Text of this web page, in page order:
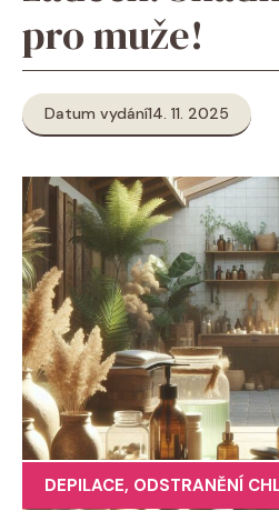
pro muže!
Datum vydání14. 11. 2025
DEPILACE, ODSTRANĚNÍ